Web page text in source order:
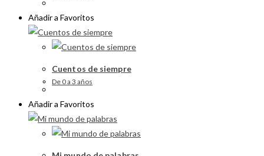
Añadir a Favoritos
Cuentos de siempre
De 0 a 3 años
Añadir a Favoritos